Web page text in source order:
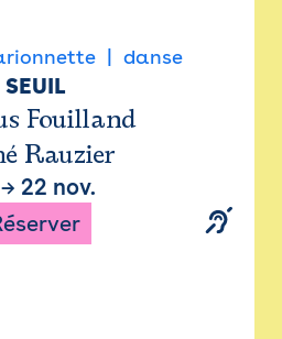
danse
SEUIL
Fouilland
Rauzier
→ 22 nov.